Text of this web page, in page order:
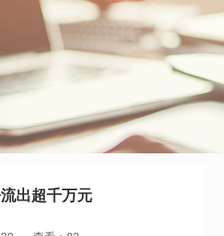
出超千万元